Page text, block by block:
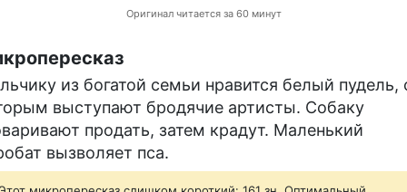
Оригинал читается за 60 минут
из богатой семьи нравится белый пудель,
выступают бродячие артисты. Собаку
продать, затем крадут. Маленький
вызволяет пса.